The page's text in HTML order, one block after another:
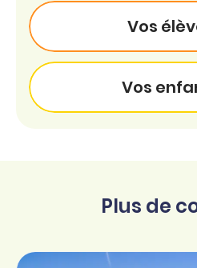
Vos
Vos
Plus de